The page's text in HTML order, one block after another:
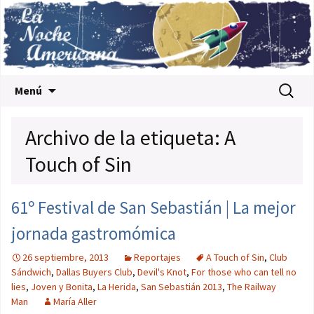
Menú Buscar:
Archivo de la etiqueta: A
Touch of Sin
61º Festival de San Sebastián | La mejor
jornada gastromómica
26 septiembre, 2013 Reportajes A Touch of Sin, Club
Sándwich, Dallas Buyers Club, Devil's Knot, For those who can tell no
lies, Joven y Bonita, La Herida, San Sebastián 2013, The Railway
Man
María Aller